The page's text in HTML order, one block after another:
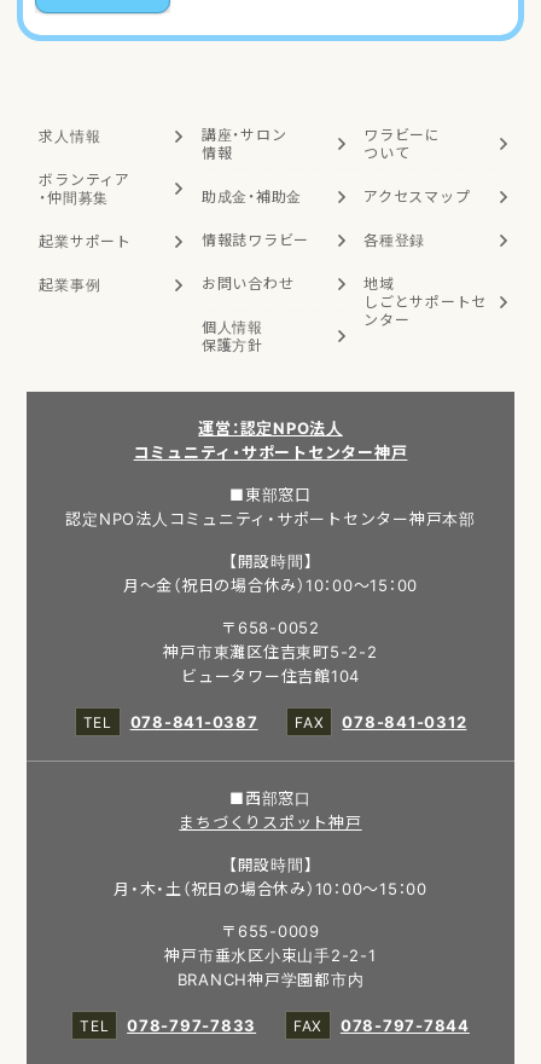
求人情報
ボランティア
・仲間募集
起業サポート
起業事例
講座・サロン
情報
助成金・補助金
情報誌ワラビー
お問い合わせ
個人情報
保護方針
ワラビーに
ついて
アクセスマップ
各種登録
地域
しごとサポートセ
ンター
運営：認定NPO法人
コミュニティ・サポートセンター神戸
■東部窓口
認定NPO法人コミュニティ・サポートセンター神戸本部
【開設時間】
月～金（祝日の場合休み）10：00～15：00
〒658-0052
神戸市東灘区住吉東町5-2-2
ビュータワー住吉館104
078-841-0387
078-841-0312
■西部窓口
まちづくりスポット神戸
【開設時間】
月・木・土（祝日の場合休み）10：00～15：00
〒655-0009
神戸市垂水区小束山手2-2-1
BRANCH神戸学園都市内
078-797-7833
078-797-7844